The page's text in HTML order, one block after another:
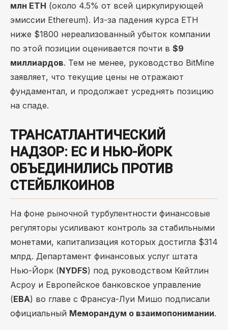
млн ETH (около 4.5% от всей циркулирующей
эмиссии Ethereum). Из-за падения курса ETH
ниже $1800 нереализованный убыток компании
по этой позиции оценивается почти в $9
миллиардов. Тем не менее, руководство BitMine
заявляет, что текущие цены не отражают
фундаментал, и продолжает усреднять позицию
на спаде.
ТРАНСАТЛАНТИЧЕСКИЙ
НАДЗОР: ЕС И НЬЮ-ЙОРК
ОБЪЕДИНИЛИСЬ ПРОТИВ
СТЕЙБЛКОИНОВ
На фоне рыночной турбулентности финансовые
регуляторы усиливают контроль за стабильными
монетами, капитализация которых достигла $314
млрд. Департамент финансовых услуг штата
Нью-Йорк (NYDFS) под руководством Кейтлин
Асроу и Европейское банковское управление
(EBA) во главе с Франсуа-Луи Мишо подписали
официальный Меморандум о взаимопонимании.